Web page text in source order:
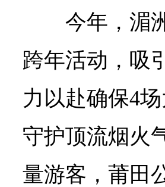
今年，湄
跨年活动，吸
力以赴确保4
守护顶流烟火
量游客，莆田